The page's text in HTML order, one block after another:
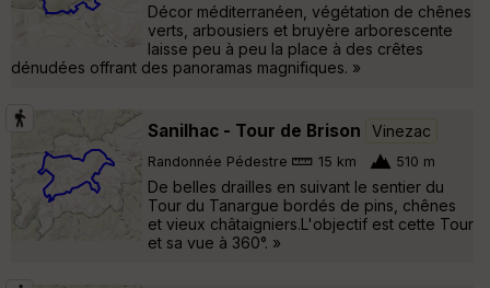
Décor méditerranéen, végétation de chênes
verts, arbousiers et bruyère arborescente
laisse peu à peu la place à des crêtes
dénudées offrant des panoramas magnifiques. »
Sanilhac - Tour de Brison Vinezac
Randonnée Pédestre 15 km 510 m
De belles drailles en suivant le sentier du
Tour du Tanargue bordés de pins, chênes
et vieux châtaigniers.L'objectif est cette Tour
et sa vue à 360°. »